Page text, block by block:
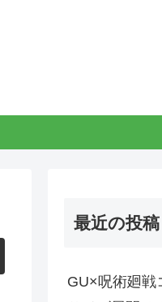
最近の投稿
GU×呪術廻戦